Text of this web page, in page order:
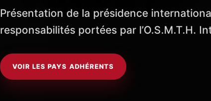
Présentation de la présidence
responsabilités portées par l’O.S.M.T.H.
VOIR LES PAYS ADHÉRENTS